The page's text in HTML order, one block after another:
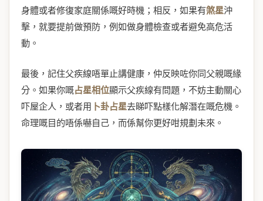
身體或者修復家庭關係嘅好時機；相反，如果有煞星沖
擊，就要提前做預防，例如做身體檢查或者避免高危活
動。
最後，記住父疾線唔單止講健康，仲反映咗你同父親嘅緣
分。如果你嘅占星相位顯示父疾線有問題，不妨主動關心
吓屋企人，或者用 卜卦占星去睇吓點樣化解潛在嘅危機。
命理嘅目的唔係嚇自己，而係幫你更好咁規劃未來。